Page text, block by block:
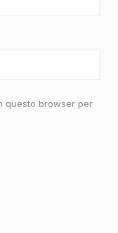
questo browser per